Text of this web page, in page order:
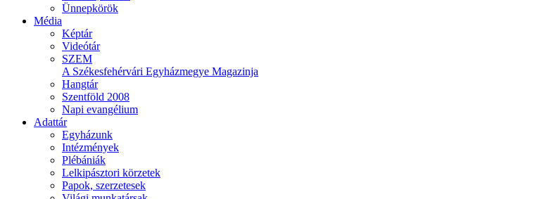
Ünnepkörök
Média
Képtár
Videótár
SZEM
A Székesfehérvári Egyházmegye Magazinja
Hangtár
Szentföld 2008
Napi evangélium
Adattár
Egyházunk
Intézmények
Plébániák
Lelkipásztori körzetek
Papok, szerzetesek